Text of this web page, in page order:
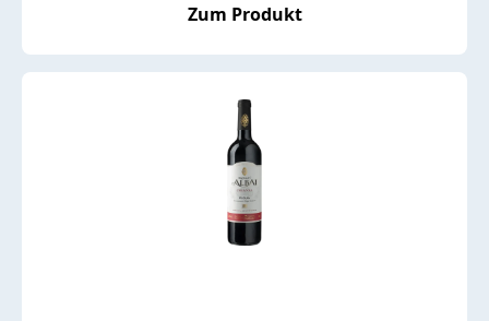
Zum Produkt